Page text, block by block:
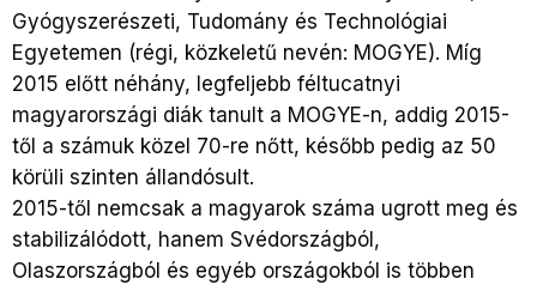
Gyógyszerészeti, Tudomány és Technológiai
Egyetemen (régi, közkeletű nevén: MOGYE). Míg
2015 előtt néhány, legfeljebb féltucatnyi
magyarországi diák tanult a MOGYE-n, addig 2015-
től a számuk közel 70-re nőtt, később pedig az 50
körüli szinten állandósult.
2015-től nemcsak a magyarok száma ugrott meg és
stabilizálódott, hanem Svédországból,
Olaszországból és egyéb országokból is többen